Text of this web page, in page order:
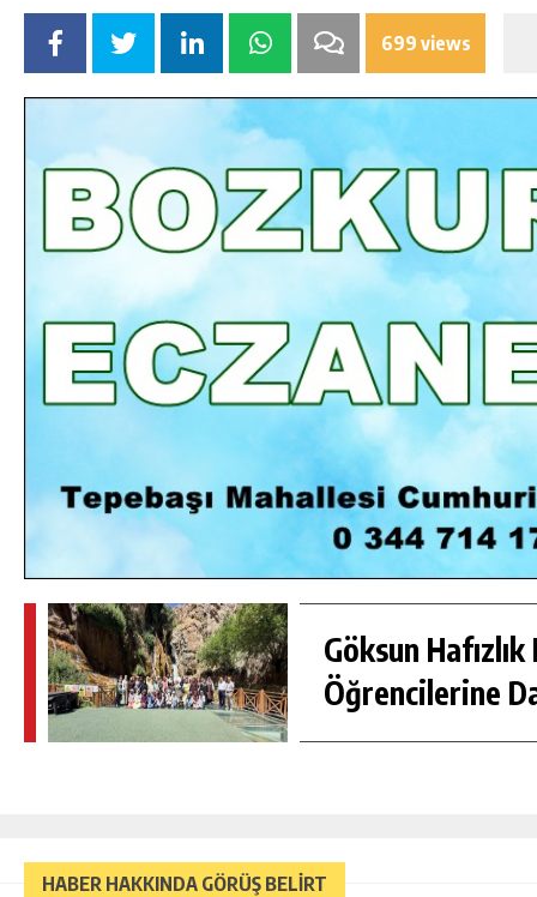
699 views
Göksun Hafızlık
Öğrencilerine
HABER HAKKINDA GÖRÜŞ BELİRT
GÜNLÜK HABER AKIŞI
GÖKSUN HAFIZLIK KIZ KUR’AN KURSU
ÖĞRENCILERINE DARENDE GEZISI.